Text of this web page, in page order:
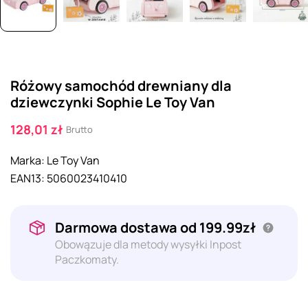
Różowy samochód drewniany dla
dziewczynki Sophie Le Toy Van
128,01 zł Brutto
Marka: Le Toy Van
EAN13: 5060023410410
Darmowa dostawa od 199.99zł
Obowązuje dla metody wysyłki Inpost
Paczkomaty.